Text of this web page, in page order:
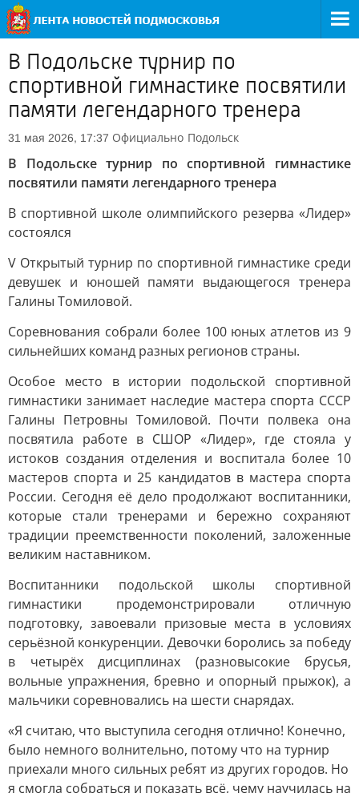
В Подольске турнир по
спортивной гимнастике посвятили
памяти легендарного тренера
31 мая 2026, 17:37 Официально Подольск
В Подольске турнир по спортивной гимнастике
посвятили памяти легендарного тренера
В спортивной школе олимпийского резерва «Лидер»
состоялся
V Открытый турнир по спортивной гимнастике среди
девушек и юношей памяти выдающегося тренера
Галины Томиловой.
Соревнования собрали более 100 юных атлетов из 9
сильнейших команд разных регионов страны.
Особое место в истории подольской спортивной
гимнастики занимает наследие мастера спорта СССР
Галины Петровны Томиловой. Почти полвека она
посвятила работе в СШОР «Лидер», где стояла у
истоков создания отделения и воспитала более 10
мастеров спорта и 25 кандидатов в мастера спорта
России. Сегодня её дело продолжают воспитанники,
которые стали тренерами и бережно сохраняют
традиции преемственности поколений, заложенные
великим наставником.
Воспитанники подольской школы спортивной
гимнастики продемонстрировали отличную
подготовку, завоевали призовые места в условиях
серьёзной конкуренции. Девочки боролись за победу
в четырёх дисциплинах (разновысокие брусья,
вольные упражнения, бревно и опорный прыжок), а
мальчики соревновались на шести снарядах.
«Я считаю, что выступила сегодня отлично! Конечно,
было немного волнительно, потому что на турнир
приехали много сильных ребят из других городов. Но
я смогла собраться и показать всё, чему научилась на